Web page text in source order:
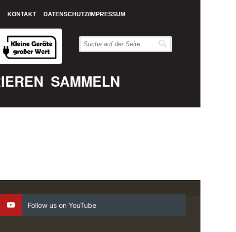
KONTAKT DATENSCHUTZ/IMPRESSUM
SAMMELN
Follow us on YouTube